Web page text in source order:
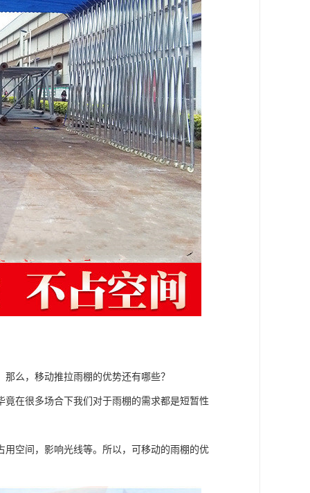
么，移动推拉雨棚的优势还有哪些？
在很多场合下我们对于雨棚的需求都是短暂性
空间，影响光线等。所以，可移动的雨棚的优